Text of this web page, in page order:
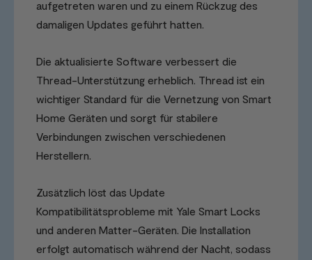
aufgetreten waren und zu einem Rückzug des
damaligen Updates geführt hatten.
Die aktualisierte Software verbessert die
Thread-Unterstützung erheblich. Thread ist ein
wichtiger Standard für die Vernetzung von Smart
Home Geräten und sorgt für stabilere
Verbindungen zwischen verschiedenen
Herstellern.
Zusätzlich löst das Update
Kompatibilitätsprobleme mit Yale Smart Locks
und anderen Matter-Geräten. Die Installation
erfolgt automatisch während der Nacht, sodass